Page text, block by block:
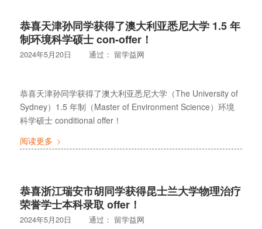
恭喜天津孙同学获得了澳大利亚悉尼大学 1.5 年
制环境科学硕士 con-offer！
2024年5月20日 通过： 留学益网
恭喜天津孙同学获得了澳大利亚悉尼大学（The University of
Sydney）1.5 年制（Master of Environment Science）环境
科学硕士 conditional offer！
阅读更多
恭喜浙江瑞安市胡同学获得昆士兰大学物理治疗
荣誉学士本科录取 offer！
2024年5月20日 通过： 留学益网